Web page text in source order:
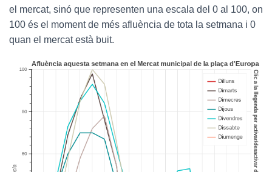
el mercat, sinó que representen una escala del 0 al 100, on
100 és el moment de més afluència de tota la setmana i 0
quan el mercat està buit.